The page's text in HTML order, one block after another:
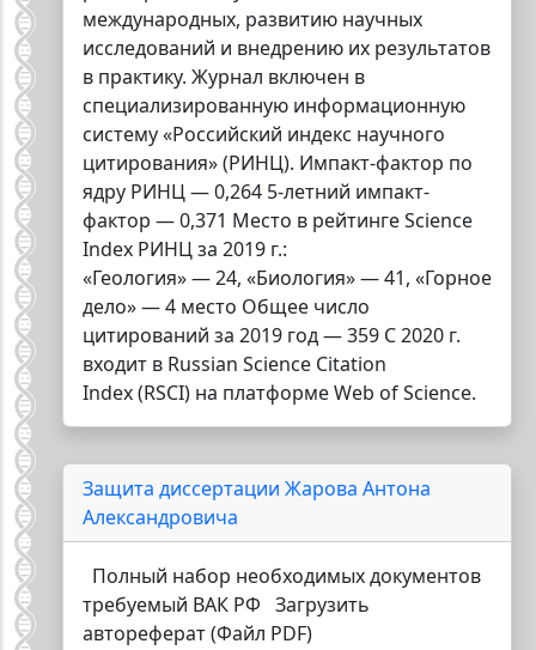
международных, развитию научных
исследований и внедрению их результатов
в практику. Журнал включен в
специализированную информационную
систему «Российский индекс научного
цитирования» (РИНЦ). Импакт-фактор по
ядру РИНЦ — 0,264 5-летний импакт-
фактор — 0,371 Место в рейтинге Science
Index РИНЦ за 2019 г.:
«Геология» — 24, «Биология» — 41, «Горное
дело» — 4 место Общее число
цитирований за 2019 год — 359 С 2020 г.
входит в Russian Science Citation
Index (RSCI) на платформе Web of Science.
Защита диссертации Жарова Антона
Александровича
Полный набор необходимых документов
требуемый ВАК РФ Загрузить
автореферат (Файл PDF)